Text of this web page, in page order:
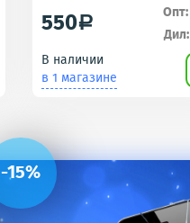
550a Опт:
Дил:
В наличии
в 1 магазине
-15%